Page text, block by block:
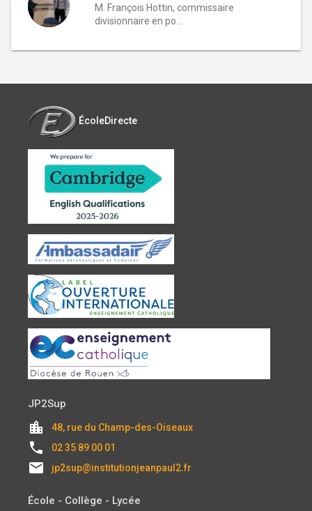
M. François Hottin, commissaire
divisionnaire en po...
ÉcoleDirecte
JP2Sup
location_city 48, rue du Champ-des-Oiseaux
local_phone 02 35 89 00 01
email jp2sup@institutionjeanpaul2.fr
École - Collège - Lycée